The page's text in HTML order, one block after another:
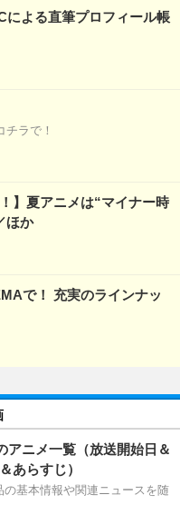
による直筆プロフィール帳
ラで！
】夏アニメは“マイナー時
ほか
で！ 充実のラインナッ
アニメ一覧（放送開始日＆
あらすじ）
基本情報や関連ニュースを随